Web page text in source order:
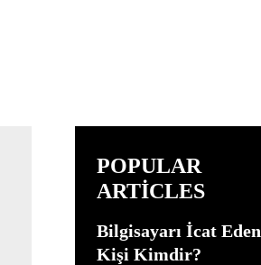
POPULAR
ARTICLES
Bilgisayarı İcat Eden
Kişi Kimdir?